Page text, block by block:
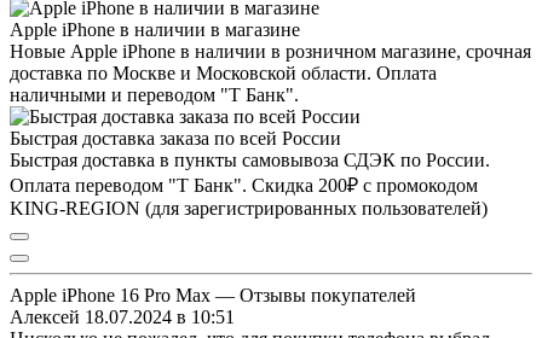
Apple iPhone в наличии в магазине
Новые Apple iPhone в наличии в розничном магазине, срочная
доставка по Москве и Московской области. Оплата
наличными и переводом "Т Банк".
Быстрая доставка заказа по всей России
Быстрая доставка в пункты самовывоза СДЭК по России.
Оплата переводом "Т Банк". Скидка 200₽ с промокодом
KING-REGION (для зарегистрированных пользователей)
Apple iPhone 16 Pro Max — Отзывы покупателей
Алексей 18.07.2024 в 10:51